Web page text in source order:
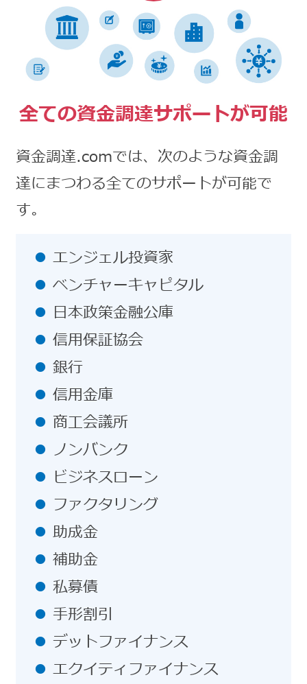
全ての資金調達サポートが可能
資金調達.comでは、次のような資金調
達にまつわる全てのサポートが可能で
す。
エンジェル投資家
ベンチャーキャピタル
日本政策金融公庫
信用保証協会
銀行
信用金庫
商工会議所
ノンバンク
ビジネスローン
ファクタリング
助成金
補助金
私募債
手形割引
デットファイナンス
エクイティファイナンス